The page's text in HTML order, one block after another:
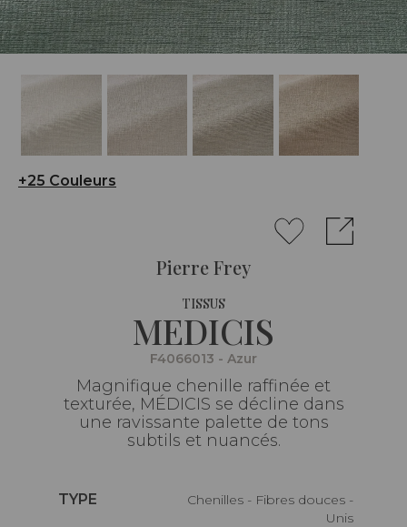
+25 Couleurs
Pierre Frey
TISSUS
MEDICIS
F4066013 - Azur
Magnifique chenille raffinée et
texturée, MÉDICIS se décline dans
une ravissante palette de tons
subtils et nuancés.
Caractéristiques
TYPE
Chenilles - Fibres douces -
Unis